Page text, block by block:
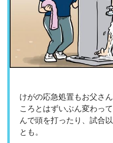
けがの応急処置もお父さ
ころとはずいぶん変わっ
んで頭を打ったり、試合
とも。